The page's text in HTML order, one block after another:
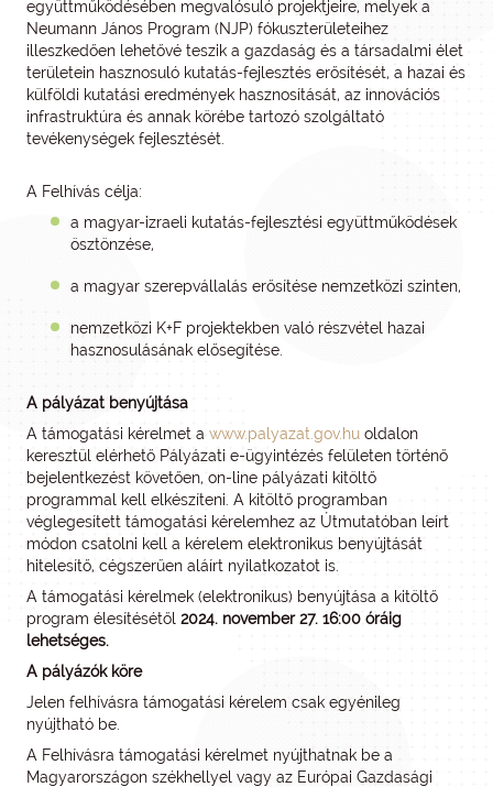
együttműködésében megvalósuló projektjeire, melyek a
Neumann János Program (NJP) fókuszterületeihez
illeszkedően lehetővé teszik a gazdaság és a társadalmi élet
területein hasznosuló kutatás-fejlesztés erősítését, a hazai és
külföldi kutatási eredmények hasznosítását, az innovációs
infrastruktúra és annak körébe tartozó szolgáltató
tevékenységek fejlesztését.
A Felhívás célja:
a magyar-izraeli kutatás-fejlesztési együttműködések
ösztönzése,
a magyar szerepvállalás erősítése nemzetközi szinten,
nemzetközi K+F projektekben való részvétel hazai
hasznosulásának elősegítése.
A pályázat benyújtása
A támogatási kérelmet a www.palyazat.gov.hu oldalon
keresztül elérhető Pályázati e-ügyintézés felületen történő
bejelentkezést követően, on-line pályázati kitöltő
programmal kell elkészíteni. A kitöltő programban
véglegesített támogatási kérelemhez az Útmutatóban leírt
módon csatolni kell a kérelem elektronikus benyújtását
hitelesítő, cégszerűen aláírt nyilatkozatot is.
A támogatási kérelmek (elektronikus) benyújtása a kitöltő
program élesítésétől 2024. november 27. 16:00 óráig
lehetséges.
A pályázók köre
Jelen felhívásra támogatási kérelem csak egyénileg
nyújtható be.
A Felhívásra támogatási kérelmet nyújthatnak be a
Magyarországon székhellyel vagy az Európai Gazdasági